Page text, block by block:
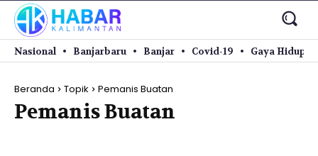
Nasional Banjarbaru Banjar Covid-19 Gaya Hidup
Beranda Topik Pemanis Buatan
Pemanis Buatan